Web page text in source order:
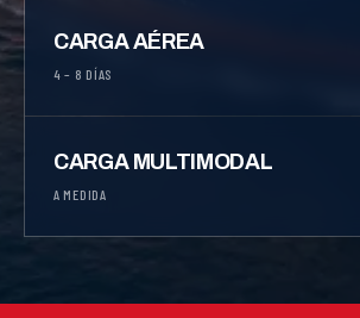
CARGA AÉREA
4 – 8 DÍAS
CARGA MULTIMODAL
A MEDIDA